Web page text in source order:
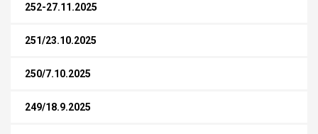
252-27.11.2025
251/23.10.2025
250/7.10.2025
249/18.9.2025